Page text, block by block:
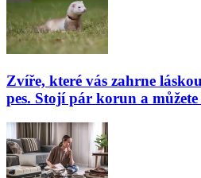
Zvíře, které vás zahrne
pes. Stojí pár korun a